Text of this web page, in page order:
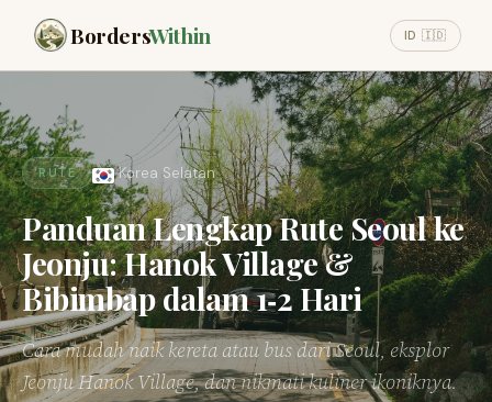
BordersWithin ID 🇮🇩
RUTE Korea Selatan
Panduan Lengkap Rute Seoul ke
Jeonju: Hanok Village &
Bibimbap dalam 1‑2 Hari
Cara mudah naik kereta atau bus dari Seoul, eksplor
Jeonju Hanok Village, dan nikmati kuliner ikoniknya.